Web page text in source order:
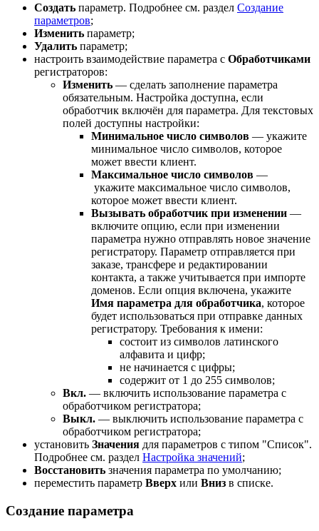
Создать параметр. Подробнее см. раздел Создание
параметров;
Изменить параметр;
Удалить параметр;
настроить взаимодействие параметра с Обработчиками
регистраторов:
Изменить — сделать заполнение параметра
обязательным. Настройка доступна, если
обработчик включён для параметра. Для текстовых
полей доступны настройки:
Минимальное число символов — укажите
минимальное число символов, которое
может ввести клиент.
Максимальное число символов —
укажите максимальное число символов,
которое может ввести клиент.
Вызывать обработчик при изменении —
включите опцию, если при изменении
параметра нужно отправлять новое значение
регистратору. Параметр отправляется при
заказе, трансфере и редактировании
контакта, а также учитывается при импорте
доменов. Если опция включена, укажите
Имя параметра для обработчика, которое
будет использоваться при отправке данных
регистратору. Требования к имени:
состоит из символов латинского
алфавита и цифр;
не начинается с цифры;
содержит от 1 до 255 символов;
Вкл. — включить использование параметра с
обработчиком регистратора;
Выкл. — выключить использование параметра с
обработчиком регистратора;
установить Значения для параметров с типом "Список".
Подробнее см. раздел Настройка значений;
Восстановить значения параметра по умолчанию;
переместить параметр Вверх или Вниз в списке.
Создание параметра